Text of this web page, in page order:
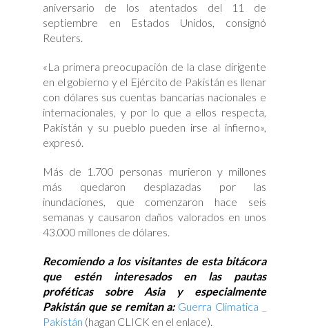
aniversario de los atentados del 11 de
septiembre en Estados Unidos, consignó
Reuters.
«La primera preocupación de la clase dirigente
en el gobierno y el Ejército de Pakistán es llenar
con dólares sus cuentas bancarias nacionales e
internacionales, y por lo que a ellos respecta,
Pakistán y su pueblo pueden irse al infierno»,
expresó.
Más de 1.700 personas murieron y millones
más quedaron desplazadas por las
inundaciones, que comenzaron hace seis
semanas y causaron daños valorados en unos
43.000 millones de dólares.
Recomiendo a los visitantes de esta bitácora
que estén interesados en las pautas
proféticas sobre Asia y especialmente
Pakistán que se remitan a: Guerra Climatica _
Pakistán (hagan CLICK en el enlace).